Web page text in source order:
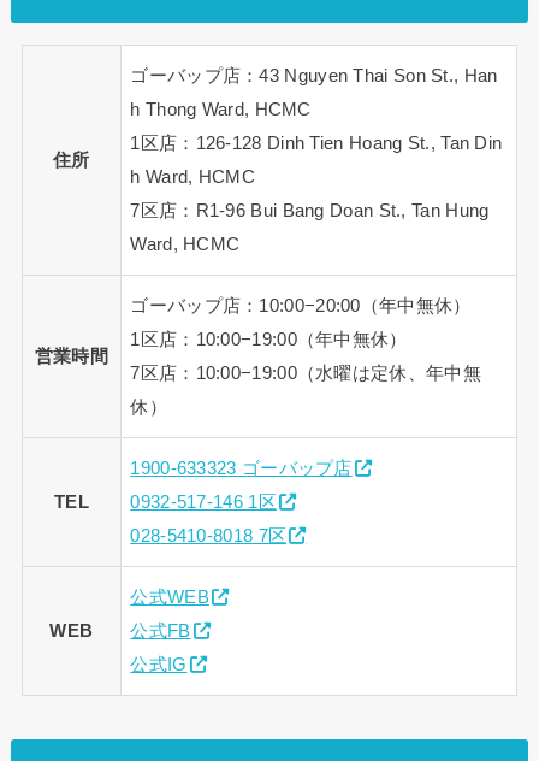
住所
ゴーバップ店：43 Nguyen Thai Son St., Han
h Thong Ward, HCMC
1区店：126-128 Dinh Tien Hoang St., Tan Din
h Ward, HCMC
7区店：R1-96 Bui Bang Doan St., Tan Hung
Ward, HCMC
営業時間
ゴーバップ店：10:00−20:00（年中無休）
1区店：10:00−19:00（年中無休）
7区店：10:00−19:00（水曜は定休、年中無
休）
TEL
1900-633323 ゴーバップ店
0932-517-146 1区
028-5410-8018 7区
WEB
公式WEB
公式FB
公式IG